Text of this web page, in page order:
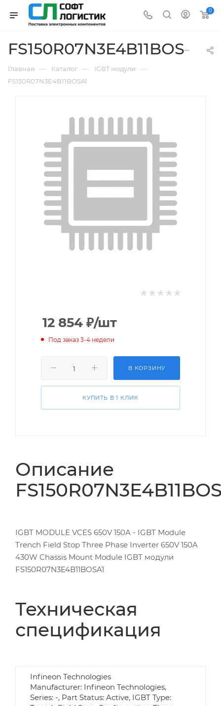
0
FS150R07N3E4B11BOSA1
Главная — Каталог — IGBT модули —
FS150R07N3E4B11BOSA1
12 854₽/шт
Под заказ 3-4 недели
В КОРЗИНУ
КУПИТЬ В 1 КЛИК
Описание
IGBT MODULE VCES 650V 150A - IGBT Module
Trench Field Stop Three Phase Inverter 650V 150A
430W Chassis Mount Module IGBT модули
FS150R07N3E4B11BOSA1
Техническая
спецификация
Infineon Technologies
Manufacturer: Infineon Technologies,
Series: -, Part Status: Active, IGBT Type: